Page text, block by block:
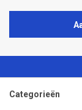
Categorieën